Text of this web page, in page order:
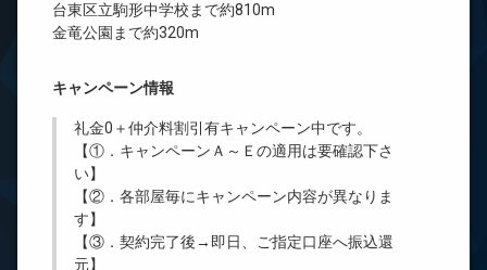
台東区立駒形中学校まで約810m
金竜公園まで約320m
キャンペーン情報
礼金0 ＋仲介料割引有キャンペーン中です。
【①．キャンペーンＡ～Ｅの適用は要確認下さ
い】
【②．各部屋毎にキャンペーン内容が異なりま
す】
【③．契約完了後→即日、ご指定口座へ振込還
元】